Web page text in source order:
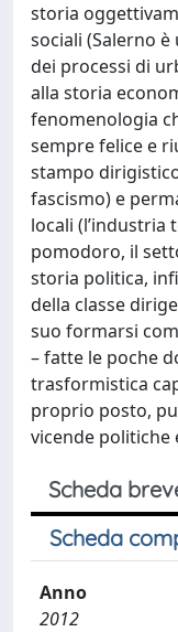
storia
sociali (Salerno
dei processi di
alla storia
fenomenologia
sempre felice e
stampo
fascismo) e
locali (l’industria
pomodoro, il
storia politica,
della classe
suo formarsi
– fatte le poche
trasformistica
proprio posto,
vicende politiche
Scheda
Scheda
Anno
2012